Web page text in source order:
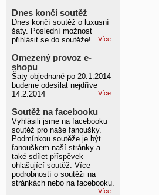
Dnes končí soutěž
Dnes končí soutěž o luxusní
šaty. Poslední možnost
přihlásit se do soutěže!
Více..
Omezený provoz e-
shopu
Šaty objednané po 20.1.2014
budeme odesílat nejdříve
14.2.2014
Více..
Soutěž na facebooku
Vyhlásili jsme na facebooku
soutěž pro naše fanoušky.
Podmínkou soutěže je být
fanouškem naší stránky a
také sdílet příspěvek
ohlašující soutěž. Více
podrobností o soutěži na
stránkách nebo na facebooku.
Více..